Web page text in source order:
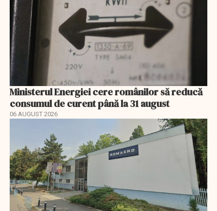
Ministerul Energiei cere românilor să reducă
consumul de curent până la 31 august
06 AUGUST 2026